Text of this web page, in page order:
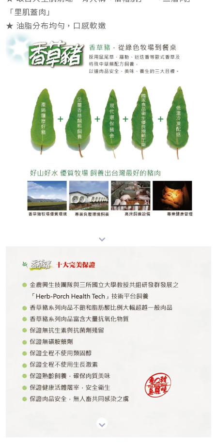
「里肌蓋肉」
★ 油脂分布均勻，口感軟嫩